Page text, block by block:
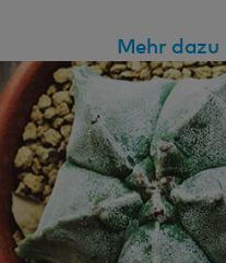
Mehr dazu